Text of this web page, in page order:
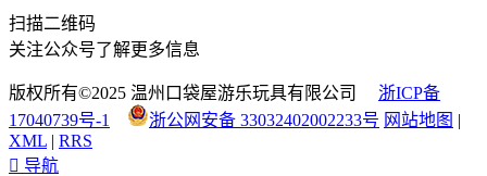
扫描二维码
关注公众号了解更多信息
版权所有©2025 温州口袋屋游乐玩具有限公司 浙ICP备
17040739号-1
浙公网安备 33032402002233号 网站地图 |
XML | RRS
 导航